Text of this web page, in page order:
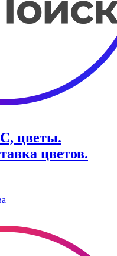
цветы.
цветов.